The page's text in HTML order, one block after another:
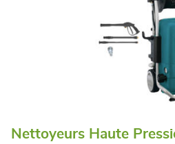
Nettoyeurs Haute